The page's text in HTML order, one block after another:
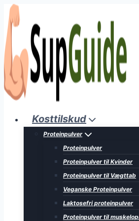
Fortsæt
til
indhold
Kosttilskud
Proteinpulver
Proteinpulver
Proteinpulver til Kvinder
Proteinpulver til Vægttab
Veganske Proteinpulver
Laktosefri proteinpulver
Proteinpulver til